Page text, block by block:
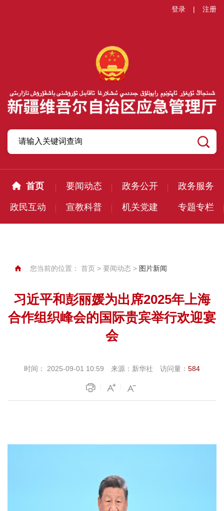
登录 | 注册
首页 要闻动态 政务公开 政务服务
政民互动 宣教科普 机关党建 专题专栏
您当前的位置： 首页 > 要闻动态 > 图片新闻
习近平和彭丽媛为出席2025年上海
合作组织峰会的国际贵宾举行欢迎宴
会
时间： 2025-09-01 10:59 来源： 新华社 访问量： 584